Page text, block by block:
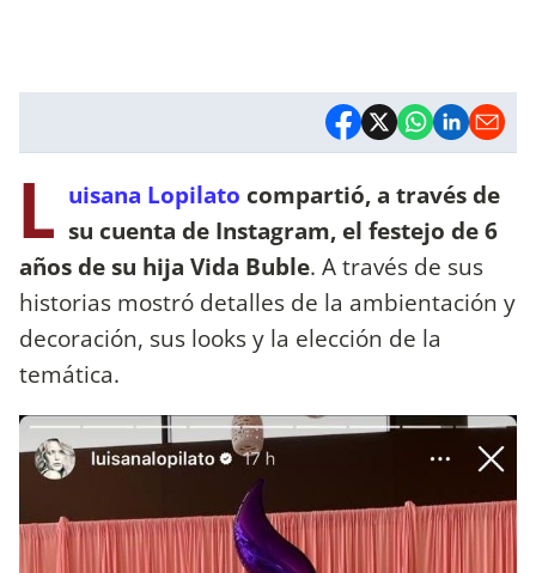
L uisana Lopilato compartió, a través de
su cuenta de Instagram, el festejo de 6
años de su hija Vida Buble. A través de sus
historias mostró detalles de la ambientación y
decoración, sus looks y la elección de la
temática.